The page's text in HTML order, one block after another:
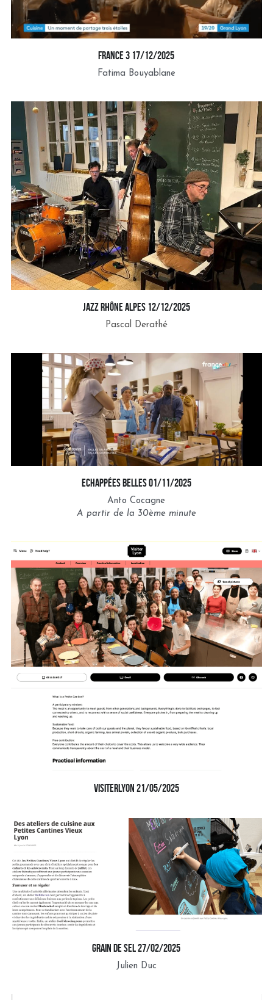
Réserver
france 3 17/12/2025
Fatima Bouyablane
Jazz Rhône Alpes 12/12/2025
Pascal Derathé
echappées belles 01/11/2025
Anto Cocagne
A partir de la 30ème minute
visiterlyon 21/05/2025
grain de sel 27/02/2025
Julien Duc